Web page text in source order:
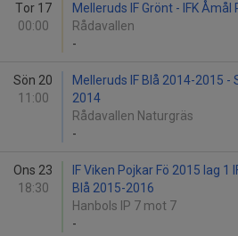
Tor 17
00:00
Melleruds IF Grönt - IFK Åmål
Rådavallen
-
Sön 20
11:00
Melleruds IF Blå 2014-2015 -
2014
Rådavallen Naturgräs
-
Ons 23
18:30
IF Viken Pojkar Fö 2015 lag 1
Blå 2015-2016
Hanbols IP 7 mot 7
-